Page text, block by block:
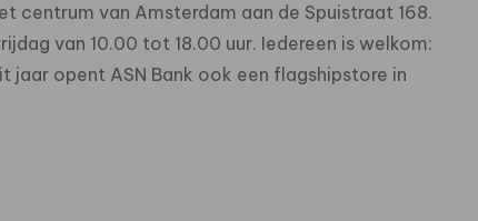
centrum van Amsterdam aan de Spuistraat 168.
van 10.00 tot 18.00 uur. Iedereen is welkom:
opent ASN Bank ook een flagshipstore in